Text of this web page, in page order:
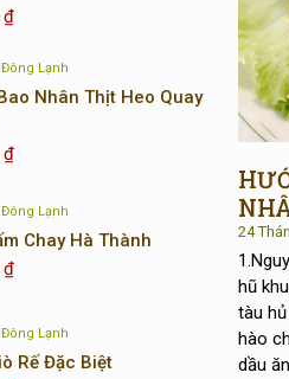
₫
Lạnh
Nhân Thịt Heo Quay
₫
Lạnh
Chay Hà Thành
₫
Lạnh
Rế Đặc Biệt
24
hũ
tàu
hào
dầu